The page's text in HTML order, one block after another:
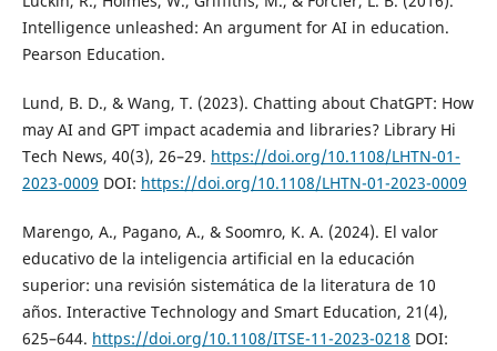
Intelligence unleashed: An argument for AI in education.
Pearson Education.
Lund, B. D., & Wang, T. (2023). Chatting about ChatGPT: How
may AI and GPT impact academia and libraries? Library Hi
Tech News, 40(3), 26–29. https://doi.org/10.1108/LHTN-01-
2023-0009 DOI: https://doi.org/10.1108/LHTN-01-2023-0009
Marengo, A., Pagano, A., & Soomro, K. A. (2024). El valor
educativo de la inteligencia artificial en la educación
superior: una revisión sistemática de la literatura de 10
años. Interactive Technology and Smart Education, 21(4),
625–644. https://doi.org/10.1108/ITSE-11-2023-0218 DOI: